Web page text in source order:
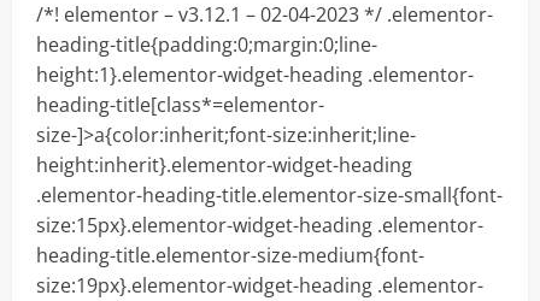
garantizado
en
Santa
Cruz
y
La
Paz
/*! elementor – v3.12.1 – 02-04-2023 */ .elementor-
heading-title{padding:0;margin:0;line-
height:1}.elementor-widget-heading .elementor-
heading-title[class*=elementor-
size-]>a{color:inherit;font-size:inherit;line-
height:inherit}.elementor-widget-heading
.elementor-heading-title.elementor-size-small{font-
size:15px}.elementor-widget-heading .elementor-
heading-title.elementor-size-medium{font-
size:19px}.elementor-widget-heading .elementor-